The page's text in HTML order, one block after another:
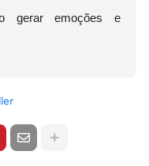
gerar emoções e